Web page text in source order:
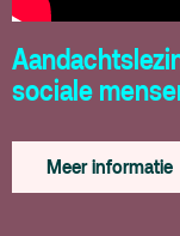
sociale
Meer informatie